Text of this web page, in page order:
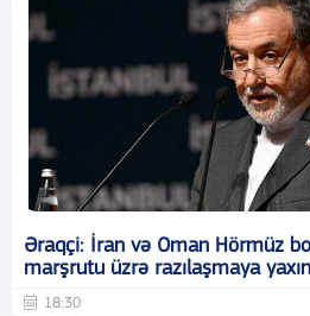
Əraqçi: İran və Oman Hörmüz
marşrutu üzrə razılaşmaya
18:30